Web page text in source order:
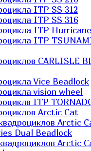
ITP SS 312
ITP SS 316
ITP Hurricane
ITP
CARLISLE
Vice Beadlock
vision wheel
ITP
Arctic Cat
Arctic
Dual Beadlock
Arctic